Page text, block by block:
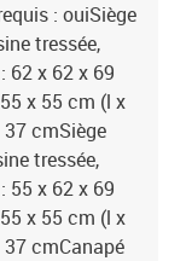
: ouiSiège
tressée,
62 x 62 x 69
x 55 cm (l x
cmSiège
tressée,
55 x 62 x 69
x 55 cm (l x
cmCanapé